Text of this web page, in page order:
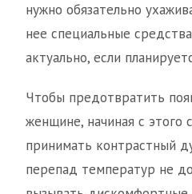
нужно обязательно
нее специальные
актуально, если
Чтобы предотвратить
женщине, начиная с этого
принимать контрастный
перепад температур не